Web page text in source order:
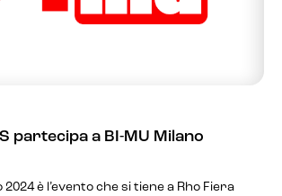
partecipa a BI-MU Milano
2024 è l’evento che si tiene a Rho Fiera